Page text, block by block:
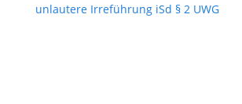
unlautere Irreführung iSd § 2 UWG